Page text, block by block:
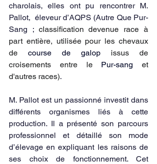
charolais, elles ont pu rencontrer M.
Pallot,  éleveur d’AQPS (Autre Que Pur-
Sang ; classification devenue race à
part entière, utilisée pour les chevaux
de course de galop issus de
croisements entre le Pur-sang et
d'autres races).
M. Pallot est un passionné investit dans
différents organismes liés à cette
production. Il a présenté son parcours
professionnel et détaillé son mode
d’élevage en expliquant les raisons de
ses choix de fonctionnement. Cet